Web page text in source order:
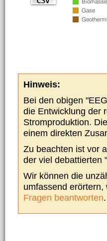
Hinweis:
Bei den obigen
die Entwicklung der
Stromproduktion.
einem direkten
Zu beachten ist vor
der viel debattierten
Wir können die
umfassend
Fragen beantworten.